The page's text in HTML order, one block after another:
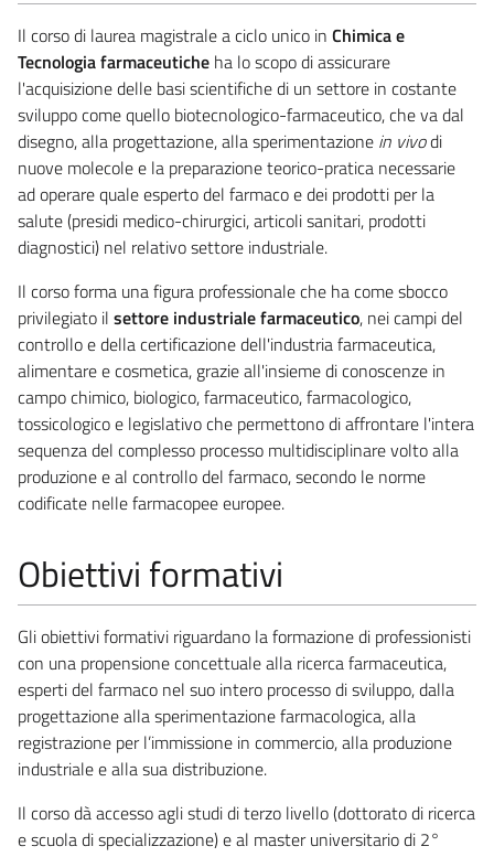
Il corso di laurea magistrale a ciclo unico in Chimica e
Tecnologia farmaceutiche ha lo scopo di assicurare
l'acquisizione delle basi scientifiche di un settore in costante
sviluppo come quello biotecnologico-farmaceutico, che va dal
disegno, alla progettazione, alla sperimentazione in vivodi
nuove molecole e la preparazione teorico-pratica necessarie
ad operare quale esperto del farmaco e dei prodotti per la
salute (presidi medico-chirurgici, articoli sanitari, prodotti
diagnostici) nel relativo settore industriale.
Il corso forma una figura professionale che ha come sbocco
privilegiato il settore industriale farmaceutico, nei campi del
controllo e della certificazione dell'industria farmaceutica,
alimentare e cosmetica, grazie all'insieme di conoscenze in
campo chimico, biologico, farmaceutico, farmacologico,
tossicologico e legislativo che permettono di affrontare l'intera
sequenza del complesso processo multidisciplinare volto alla
produzione e al controllo del farmaco, secondo le norme
codificate nelle farmacopee europee.
Obiettivi formativi
Gli obiettivi formativi riguardano la formazione di professionisti
con una propensione concettuale alla ricerca farmaceutica,
esperti del farmaco nel suo intero processo di sviluppo, dalla
progettazione alla sperimentazione farmacologica, alla
registrazione per l’immissione in commercio, alla produzione
industriale e alla sua distribuzione.
Il corso dà accesso agli studi di terzo livello (dottorato di ricerca
e scuola di specializzazione) e al master universitario di 2°